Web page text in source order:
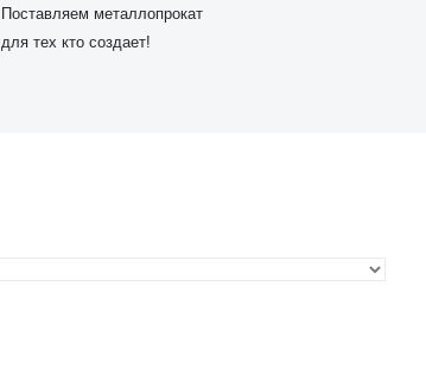
Поставляем металлопрокат
для тех кто создает!